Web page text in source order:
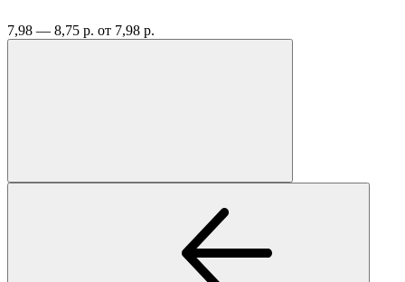
7,98 — 8,75 р. от 7,98 р.